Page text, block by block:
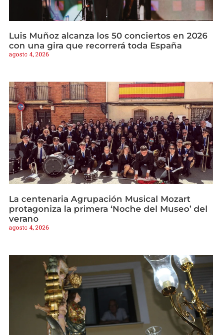
Luis Muñoz alcanza los 50 conciertos en 2026
con una gira que recorrerá toda España
agosto 4, 2026
La centenaria Agrupación Musical Mozart
protagoniza la primera ‘Noche del Museo’ del
verano
agosto 4, 2026